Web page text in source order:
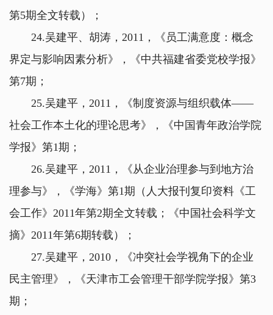
第5期全文转载）；
24.吴建平、胡涛，2011，《员工满意度：概念
界定与影响因素分析》，《中共福建省委党校学报》
第7期；
25.吴建平，2011，《制度资源与组织载体——
社会工作本土化的理论思考》，《中国青年政治学院
学报》第1期；
26.吴建平，2011，《从企业治理参与到地方治
理参与》，《学海》第1期（人大报刊复印资料《工
会工作》2011年第2期全文转载；《中国社会科学文
摘》2011年第6期转载）；
27.吴建平，2010，《冲突社会学视角下的企业
民主管理》，《天津市工会管理干部学院学报》第3
期；